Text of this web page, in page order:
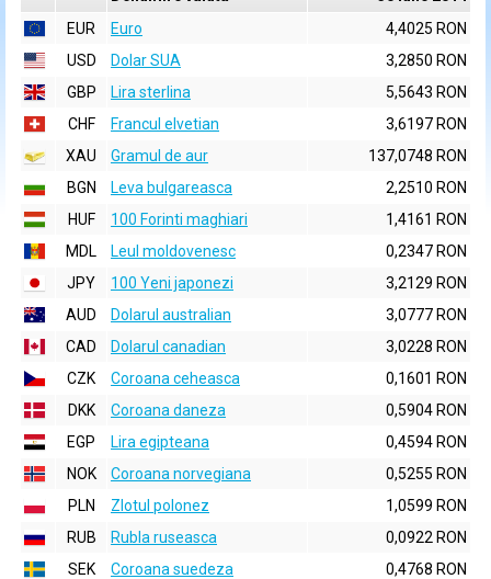
EUR
Euro
4,4025 RON
USD
Dolar SUA
3,2850 RON
GBP
Lira sterlina
5,5643 RON
CHF
Francul elvetian
3,6197 RON
XAU
Gramul de aur
137,0748 RON
BGN
Leva bulgareasca
2,2510 RON
HUF
100 Forinti maghiari
1,4161 RON
MDL
Leul moldovenesc
0,2347 RON
JPY
100 Yeni japonezi
3,2129 RON
AUD
Dolarul australian
3,0777 RON
CAD
Dolarul canadian
3,0228 RON
CZK
Coroana ceheasca
0,1601 RON
DKK
Coroana daneza
0,5904 RON
EGP
Lira egipteana
0,4594 RON
NOK
Coroana norvegiana
0,5255 RON
PLN
Zlotul polonez
1,0599 RON
RUB
Rubla ruseasca
0,0922 RON
SEK
Coroana suedeza
0,4768 RON